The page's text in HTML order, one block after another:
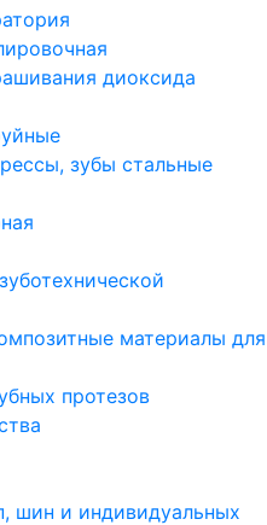
диоксида
зубы стальные
материалы для
протезов
шин и индивидуальных